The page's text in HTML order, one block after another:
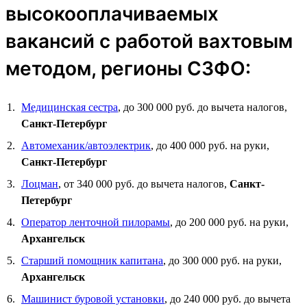
высокооплачиваемых
вакансий с работой вахтовым
методом, регионы СЗФО:
Медицинская сестра, до 300 000 руб. до вычета налогов,
Санкт-Петербург
Автомеханик/автоэлектрик, до 400 000 руб. на руки,
Санкт-Петербург
Лоцман, от 340 000 руб. до вычета налогов, Санкт-
Петербург
Оператор ленточной пилорамы, до 200 000 руб. на руки,
Архангельск
Старший помощник капитана, до 300 000 руб. на руки,
Архангельск
Машинист буровой установки, до 240 000 руб. до вычета